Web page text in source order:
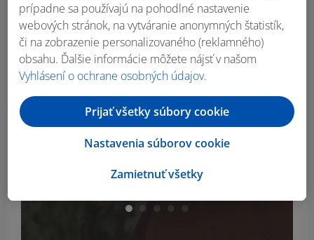
SILVERCREST® Kávovar SKMK
1000 A1, čierna
29.99
prípadne sa používajú na pohodlné nastavenie
webových stránok, na vytváranie anonymných štatistík,
či na zobrazenie personalizovaného (reklamného)
obsahu. Ďalšie informácie môžete nájsť v našom
Vyhlásení o ochrane osobných údajov.
Zamietnuť všetky
Nastavenia súborov cookie
Prijať všetky súbory cookie